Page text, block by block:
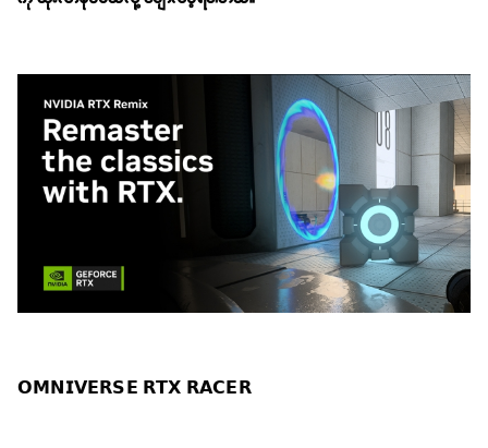
𝗢𝗠𝗡𝗜𝗩𝗘𝗥𝗦𝗘 𝗥𝗧𝗫 𝗥𝗔𝗖𝗘𝗥